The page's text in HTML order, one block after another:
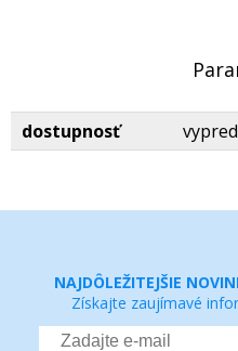
dostupnosť
NAJDÔLEŽITEJŠIE
Získajte zaujímavé